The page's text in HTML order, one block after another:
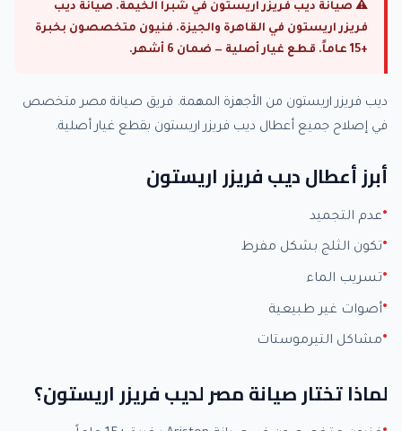
⚠ صيانة ديب فريزر اريستون في شبرا الخيمة. صيانة ديب
فريزر اريستون في القاهرة والجيزة. فنيون متخصصون بخبرة
+15 عاماً. قطع غيار أصلية — ضمان 6 أشهر.
ديب فريزر اريستون من الأجهزة المهمة. فريق صيانة مصر متخصص
في إصلاح جميع أعطال ديب فريزر اريستون بقطع غيار أصلية.
أبرز أعطال ديب فريزر اريستون
عدم التجميد
تكون الثلج بشكل مفرط
تسريب الماء
أصوات غير طبيعية
مشاكل التيرموستات
لماذا تختار صيانة مصر لديب فريزر اريستون؟